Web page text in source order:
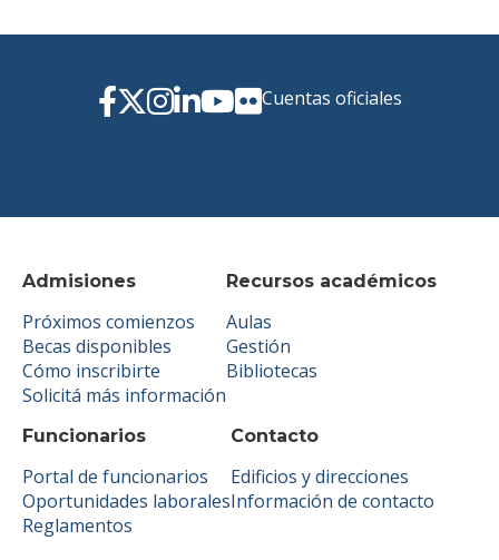
Admisiones
Próximos comienzos
Becas disponibles
Cómo inscribirte
Solicitá más información
Recursos académicos
Aulas
Gestión
Bibliotecas
Funcionarios
Portal de funcionarios
Oportunidades laborales
Reglamentos
Contacto
Edificios y direcciones
Información de contacto
Cuentas oficiales